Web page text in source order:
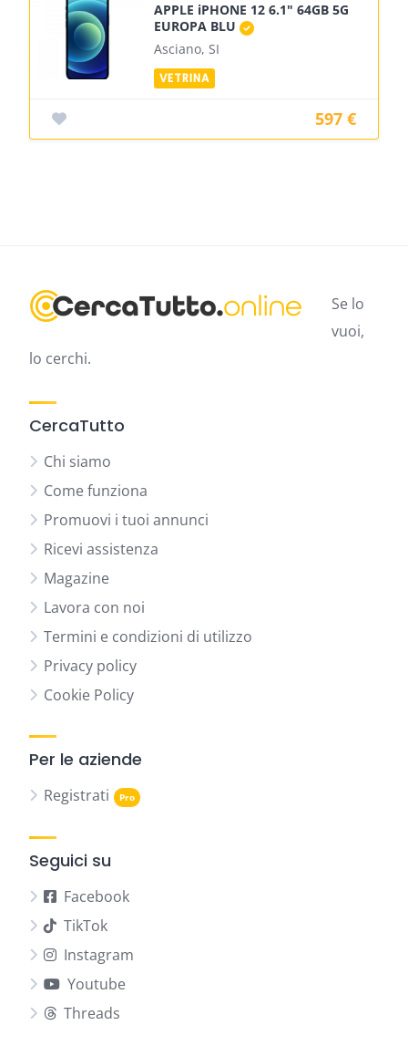
APPLE iPHONE 12 6.1" 64GB 5G
EUROPA BLU
Asciano, SI
597 €
Se lo
vuoi,
lo cerchi.
CercaTutto
Chi siamo
Come funziona
Promuovi i tuoi annunci
Ricevi assistenza
Magazine
Lavora con noi
Termini e condizioni di utilizzo
Privacy policy
Cookie Policy
Per le aziende
Registrati
Seguici su
Facebook
TikTok
Instagram
Youtube
Threads